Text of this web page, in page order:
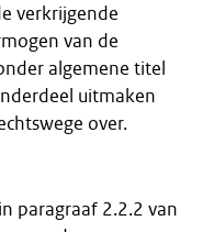
verkrijgende
van de
algemene titel
uitmaken
over.
paragraaf 2.2.2 van